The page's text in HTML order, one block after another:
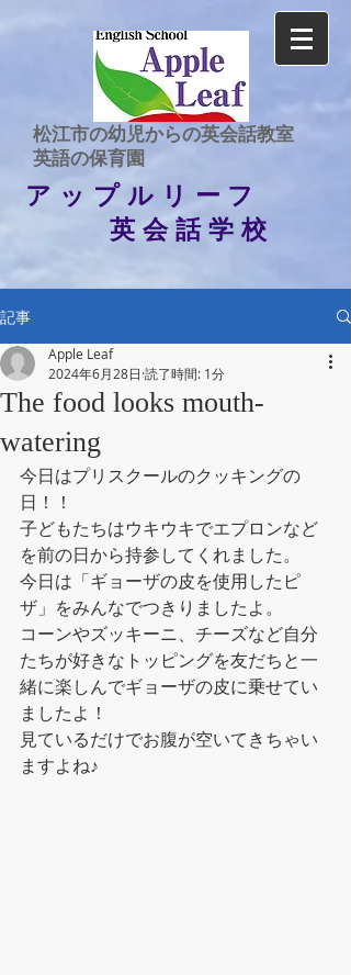
​松江市の幼児からの英会話教室
​英語の保育園
アップルリーフ
英会話学校
記事
The food looks mouth-
watering
Apple Leaf
2024年6月28日 読了時間: 1分
今日はプリスクールのクッキングの
日！！
子どもたちはウキウキでエプロンなど
を前の日から持参してくれました。
今日は「ギョーザの皮を使用したピ
ザ」をみんなでつきりましたよ。
コーンやズッキーニ、チーズなど自分
たちが好きなトッピングを友だちと一
緒に楽しんでギョーザの皮に乗せてい
ましたよ！
見ているだけでお腹が空いてきちゃい
ますよね♪